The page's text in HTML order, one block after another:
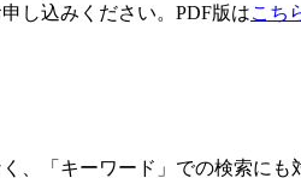
し込みください。PDF版はこち
、「キーワード」での検索にも